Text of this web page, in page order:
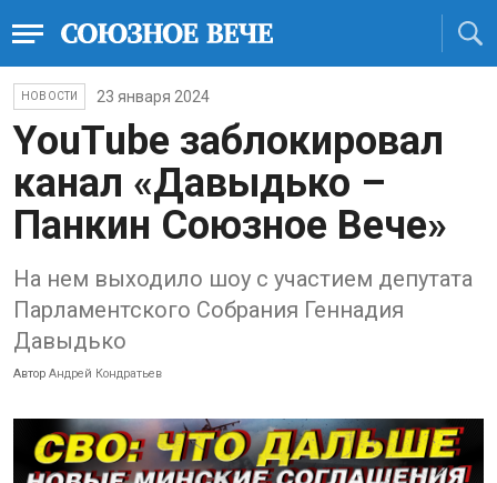
НОВОСТИ 23 января 2024
YouTube заблокировал
канал «Давыдько –
Панкин Союзное Вече»
На нем выходило шоу с участием депутата
Парламентского Собрания Геннадия
Давыдько
Автор Андрей Кондратьев